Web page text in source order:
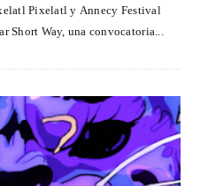
Pixelatl y Annecy Festival
Short Way, una convocatoria...